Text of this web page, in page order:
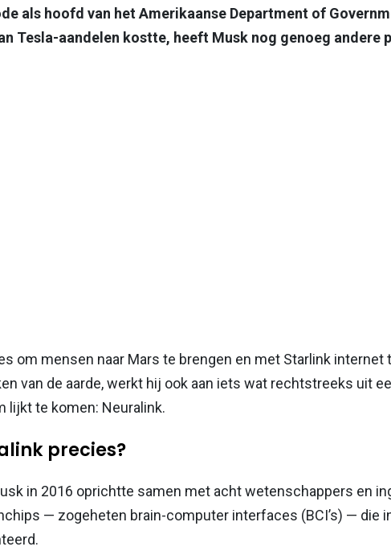
als hoofd van het Amerikaanse Department of
Tesla-aandelen kostte, heeft Musk nog genoeg andere
om mensen naar Mars te brengen en met Starlink internet
van de aarde, werkt hij ook aan iets wat rechtstreeks uit
lijkt te komen: Neuralink.
precies?
in 2016 oprichtte samen met acht wetenschappers en
— zogeheten brain-computer interfaces (BCI’s) — die